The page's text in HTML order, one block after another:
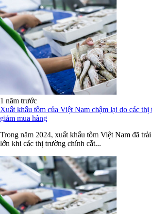
1 năm trước
Xuất khẩu tôm của Việt Nam chậm lại do các thị
giảm mua hàng
Trong năm 2024, xuất khẩu tôm Việt Nam đã
lớn khi các thị trường chính cắt...